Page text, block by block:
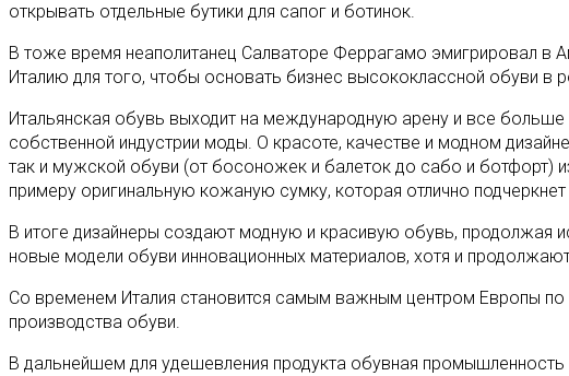
открывать отдельные бутики для сапог и ботинок.
В тоже время неаполитанец Салваторе Феррагамо эмигрировал в
Италию для того, чтобы основать бизнес высококлассной обуви
Итальянская обувь выходит на международную арену и все
собственной индустрии моды. О красоте, качестве и модном
так и мужской обуви (от босоножек и балеток до сабо и ботфорт)
примеру оригинальную кожаную сумку, которая отлично
В итоге дизайнеры создают модную и красивую обувь, продолжая
новые модели обуви инновационных материалов, хотя и
Со временем Италия становится самым важным центром Европы по
производства обуви.
В дальнейшем для удешевления продукта обувная